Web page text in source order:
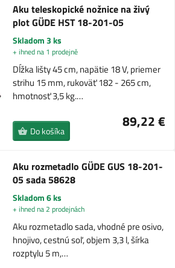
Aku teleskopické nožnice na živý
plot GÜDE HST 18-201-05
Skladom 3 ks
+ ihned na 1 prodejně
Dĺžka lišty 45 cm, napätie 18 V, priemer
strihu 15 mm, rukoväť 182 - 265 cm,
hmotnosť 3,5 kg.…
89,22 €
Do košíka
Aku rozmetadlo GÜDE GUS 18-201-
05 sada 58628
Skladom 6 ks
+ ihned na 2 prodejnách
Aku rozmetadlo sada, vhodné pre osivo,
hnojivo, cestnú soľ, objem 3,3 l, šírka
rozptylu 5 m,…